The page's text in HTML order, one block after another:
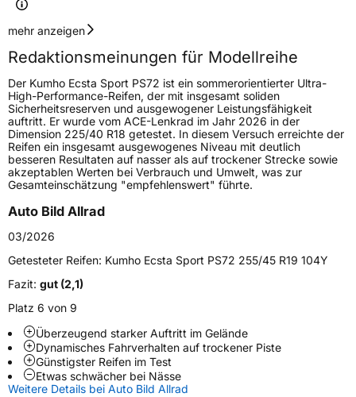
Geschwindigkeitsindex
Höchstgeschwindigkeit
300 km/h
Lastindex95
Höchstlast690 kg
Generelle Merkmale
Fahrzeugtyp PKW
VerwendungSommerreifen
Modellname
FahrzeugartPKW & SUV
Weitere Eigenschaften
SchlauchtypTL
ZustandNeureifen
mehr anzeigen
Redaktionsmeinungen für Modellreihe
Der Kumho Ecsta Sport PS72 ist ein sommerorientierter Ultra-
High-Performance-Reifen, der mit insgesamt soliden
Sicherheitsreserven und ausgewogener Leistungsfähigkeit
auftritt. Er wurde vom ACE-Lenkrad im Jahr 2026 in der
Dimension 225/40 R18 getestet. In diesem Versuch erreichte der
Reifen ein insgesamt ausgewogenes Niveau mit deutlich
besseren Resultaten auf nasser als auf trockener Strecke sowie
akzeptablen Werten bei Verbrauch und Umwelt, was zur
Gesamteinschätzung "empfehlenswert" führte.
Auto Bild Allrad
03/2026
Getesteter Reifen: Kumho Ecsta Sport PS72 255/45 R19 104Y
Fazit: gut (2,1)
Platz 6 von 9
Überzeugend starker Auftritt im Gelände
Dynamisches Fahrverhalten auf trockener Piste
Günstigster Reifen im Test
Etwas schwächer bei Nässe
Weitere Details bei Auto Bild Allrad